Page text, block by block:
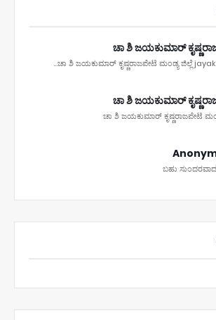
ಚಾ ಶಿ ಜಯಕುಮಾರ್
ಚಾ ಶಿ ಜಯಕುಮಾರ್ ಕೃಷ್ಣರಾಜಪೇಟೆ ಮಂಡ್ಯ ಜಿಲ್ಲೆ
ಚಾ ಶಿ ಜಯಕುಮಾರ್
ಚಾ ಶಿ ಜಯಕುಮಾರ್ ಕೃಷ್ಣರಾಜಪೇಟೆ
ಬಹು ಸುಂದರವಾದ